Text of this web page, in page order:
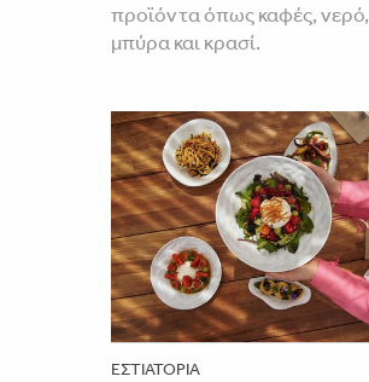
προϊόντα όπως καφές, νερό,
μπύρα και κρασί.
ΕΣΤΙΑΤΌΡΙΑ